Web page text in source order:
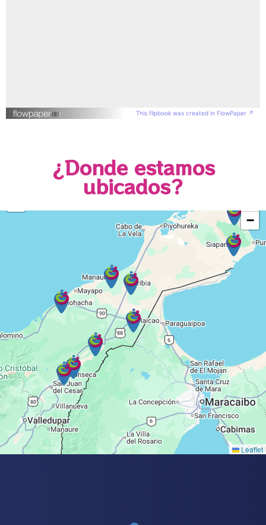
This flipbook was created in FlowPaper ↗
¿Donde estamos
ubicados?
−
Leaflet